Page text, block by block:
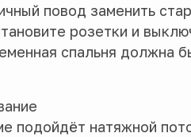
повод заменить
розетки и
спальня должна
подойдёт натяжной